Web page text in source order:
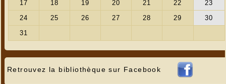
Retrouvez la bibliothèque sur Facebook